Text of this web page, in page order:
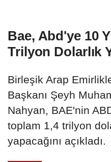
Bae, Abd'ye 10
Trilyon Dolarlık
Birleşik Arap
Başkanı Şeyh
Nahyan, BAE'nin
toplam 1,4 trilyon
yapacağını açıkladı.